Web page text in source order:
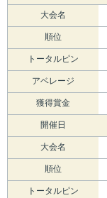
大会名
順位
トータルピン
アベレージ
獲得賞金
開催日
大会名
順位
トータルピン